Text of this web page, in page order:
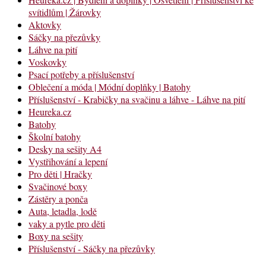
svítidlům | Žárovky
Aktovky
Sáčky na přezůvky
Láhve na pití
Voskovky
Psací potřeby a příslušenství
Oblečení a móda | Módní doplňky | Batohy
Příslušenství - Krabičky na svačinu a láhve - Láhve na pití
Heureka.cz
Batohy
Školní batohy
Desky na sešity A4
Vystřihování a lepení
Pro děti | Hračky
Svačinové boxy
Zástěry a ponča
Auta, letadla, lodě
vaky a pytle pro děti
Boxy na sešity
Příslušenství - Sáčky na přezůvky